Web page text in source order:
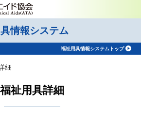
情報システム
福祉用具情報システムトップ
細
福祉用具詳細